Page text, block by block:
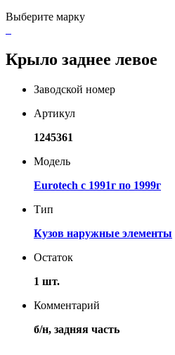
Выберите марку
Крыло заднее левое
Заводской номер
Артикул
1245361
Модель
Eurotech с 1991г по 1999г
Тип
Кузов наружные элементы
Остаток
1 шт.
Комментарий
б/н, задняя часть